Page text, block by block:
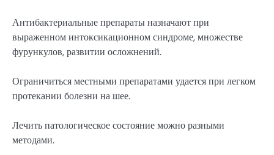
Антибактериальные препараты назначают при
выраженном интоксикационном синдроме, множестве
фурункулов, развитии осложнений.
Ограничиться местными препаратами удается при легком
протекании болезни на шее.
Лечить патологическое состояние можно разными
методами.